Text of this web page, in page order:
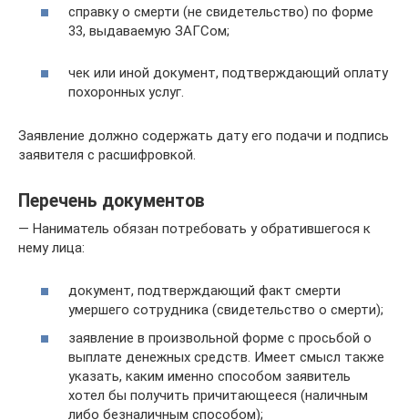
справку о смерти (не свидетельство) по форме
33, выдаваемую ЗАГСом;
чек или иной документ, подтверждающий оплату
похоронных услуг.
Заявление должно содержать дату его подачи и подпись
заявителя с расшифровкой.
Перечень документов
— Наниматель обязан потребовать у обратившегося к
нему лица:
документ, подтверждающий факт смерти
умершего сотрудника (свидетельство о смерти);
заявление в произвольной форме с просьбой о
выплате денежных средств. Имеет смысл также
указать, каким именно способом заявитель
хотел бы получить причитающееся (наличным
либо безналичным способом);